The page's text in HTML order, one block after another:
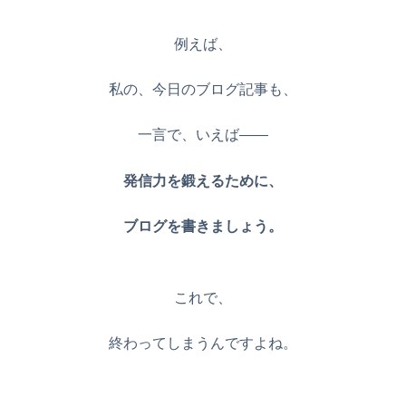
例えば、
私の、今日のブログ記事も、
一言で、いえば——
発信力を鍛えるために、
ブログを書きましょう。
これで、
終わってしまうんですよね。